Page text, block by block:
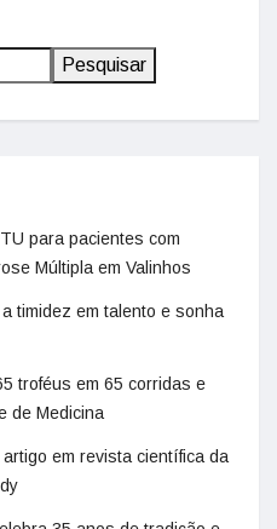
Pesquisar
para pacientes com
Múltipla em Valinhos
timidez em talento e sonha
troféus em 65 corridas e
de Medicina
em revista científica da